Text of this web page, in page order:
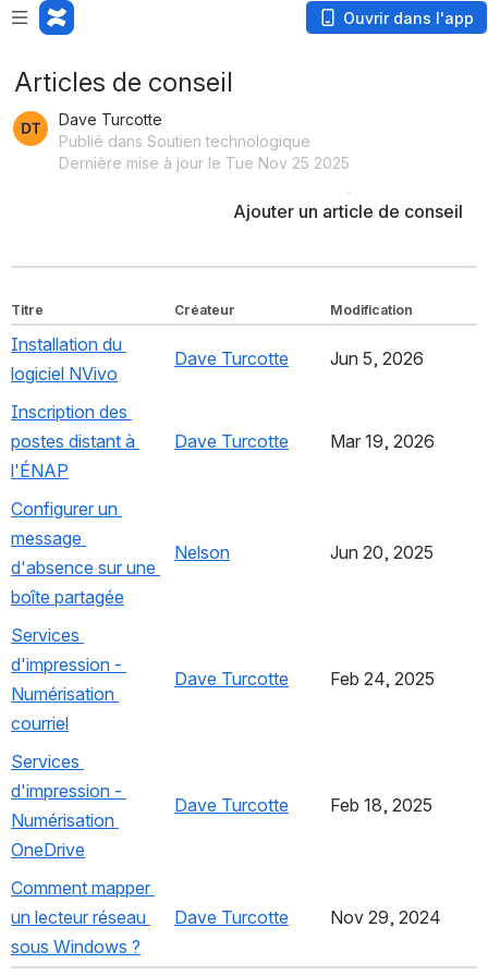
Ouvrir dans l'app
Articles de conseil
Dave Turcotte
Publié dans Soutien technologique
Dernière mise à jour le Tue Nov 25 2025
Ajouter un article de conseil
Titre Créateur Modification
Installation du
logiciel NVivo , (opens new window)
Dave Turcotte , (opens new window)
Jun 5, 2026
Inscription des
postes distant à
l'ÉNAP
Dave Turcotte , (opens new window)
Mar 19, 2026
Configurer un
message
d'absence sur une
boîte partagée
Nelson , (opens new window)
Jun 20, 2025
Services
d'impression -
Numérisation
courriel
Dave Turcotte , (opens new window)
Feb 24, 2025
Services
d'impression -
Numérisation
OneDrive
Dave Turcotte , (opens new window)
Feb 18, 2025
Comment mapper
un lecteur réseau
sous Windows ?
Dave Turcotte , (opens new window)
Nov 29, 2024